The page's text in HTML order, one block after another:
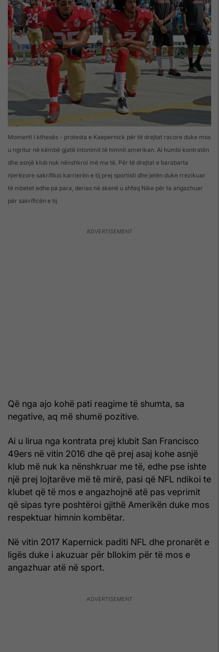
Momenti i kthesës - protesta e Kaepernick për të drejtat racore duke mos
u ngritur në këmbë gjatë intonimit të himnit amerikan. Ai humbi kontratën
dhe asnjë klub nuk nënshkroi më me të. Për të drejtat e barabarta
njerëzore sakrifikoi karrierën e tij prej sportisti dhe jetën duke rrezikuar
të mbetet edhe pa para, derias në skenë u shfaq Nike për ta angazhuar
për sakrificën e tij.
Që nga ajo kohë pati reagime të shumta, sa
negative, aq më shumë pozitive.
Ai u lirua nga kontrata prej klubit San Francisco
49ers në vitin 2016 dhe që prej asaj kohe asnjë
klub më nuk ka nënshkruar me të, edhe pse ishte
një prej lojtarëve më të mirë, pasi që NFL ndikoi te
klubet që të mos e angazhojnë atë pas veprimit
që sipas tyre poshtëroi gjithë Amerikën duke mos
respektuar himnin kombëtar.
Në vitin 2017 Kapernick paditi NFL dhe pronarët e
ligës duke i akuzuar për bllokim për të mos e
angazhuar atë në sport.